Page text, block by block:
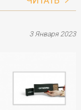
3 Января 2023